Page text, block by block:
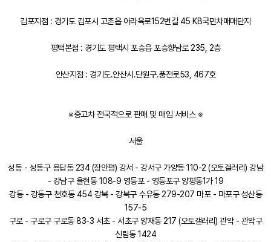
김포지점 : 경기도 김포시 고촌읍 아라육로152번길 45 KB국민차매매단지
평택본점 : 경기도 평택시 포승읍 포승향남로 235, 2층
안산지점 : 경기도.안산시.단원구.풍전로53, 467호
※중고차 전국적으로 판매 및 매입 서비스 ※
서울
성동 - 성동구 용답동 234 (장안평) 강서 - 강서구 가양동 110-2 (오토갤러리) 강남
- 강남구 율현동 108-9 영등포 - 영등포구 양평동1가 19
강동 - 강동구 천호동 454 강북 - 강북구 수유동 279-207 마포 - 마포구 성산동
157-5
구로 - 구로구 구로동 83-3 서초 - 서초구 양재동 217 (오토갤러리) 관악 - 관악구
신림동 1424